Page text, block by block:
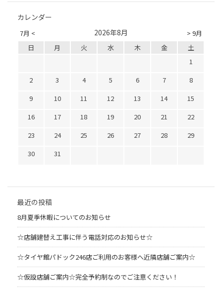
カレンダー
7月 < > 9月
2026年8月
日 月 火 水 木 金
土
1
2
3 4 5 6 7
8
9
10 11 12 13 14
15
16
17 18 19 20 21
22
23
24 25 26 27 28
29
30
31
最近の投稿
8月夏季休暇についてのお知らせ
☆店舗建替え工事に伴う電話対応のお知らせ☆
☆タイヤ館パドック246店ご利用のお客様へ近隣店舗ご案内☆
☆仮設店舗ご案内☆完全予約制なのでご注意ください！